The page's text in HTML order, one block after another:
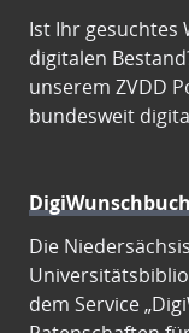
Ist Ihr gesuchtes
digitalen
unserem ZVDD
bundesweit
DigiWunschbuch
Die
dem Service